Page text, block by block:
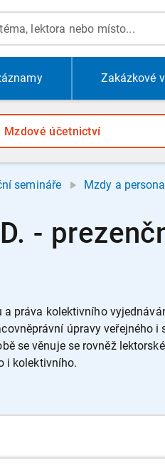
Zakázkové
semináře Mzdy a
-
práva kolektivního
úpravy veřejného
se věnuje se rovněž
i kolektivního.